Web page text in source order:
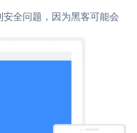
全问题，因为黑客可能会